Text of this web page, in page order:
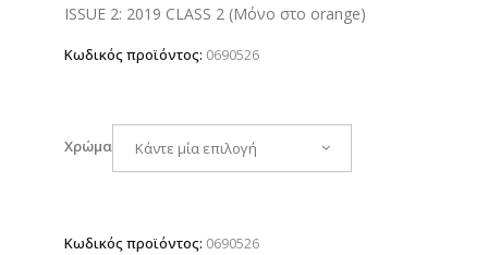
ISSUE 2: 2019 CLASS 2 (Μόνο στο orange)
Κωδικός προϊόντος: 0690526
Χρώμα Κάντε μία επιλογή
Κωδικός προϊόντος: 0690526